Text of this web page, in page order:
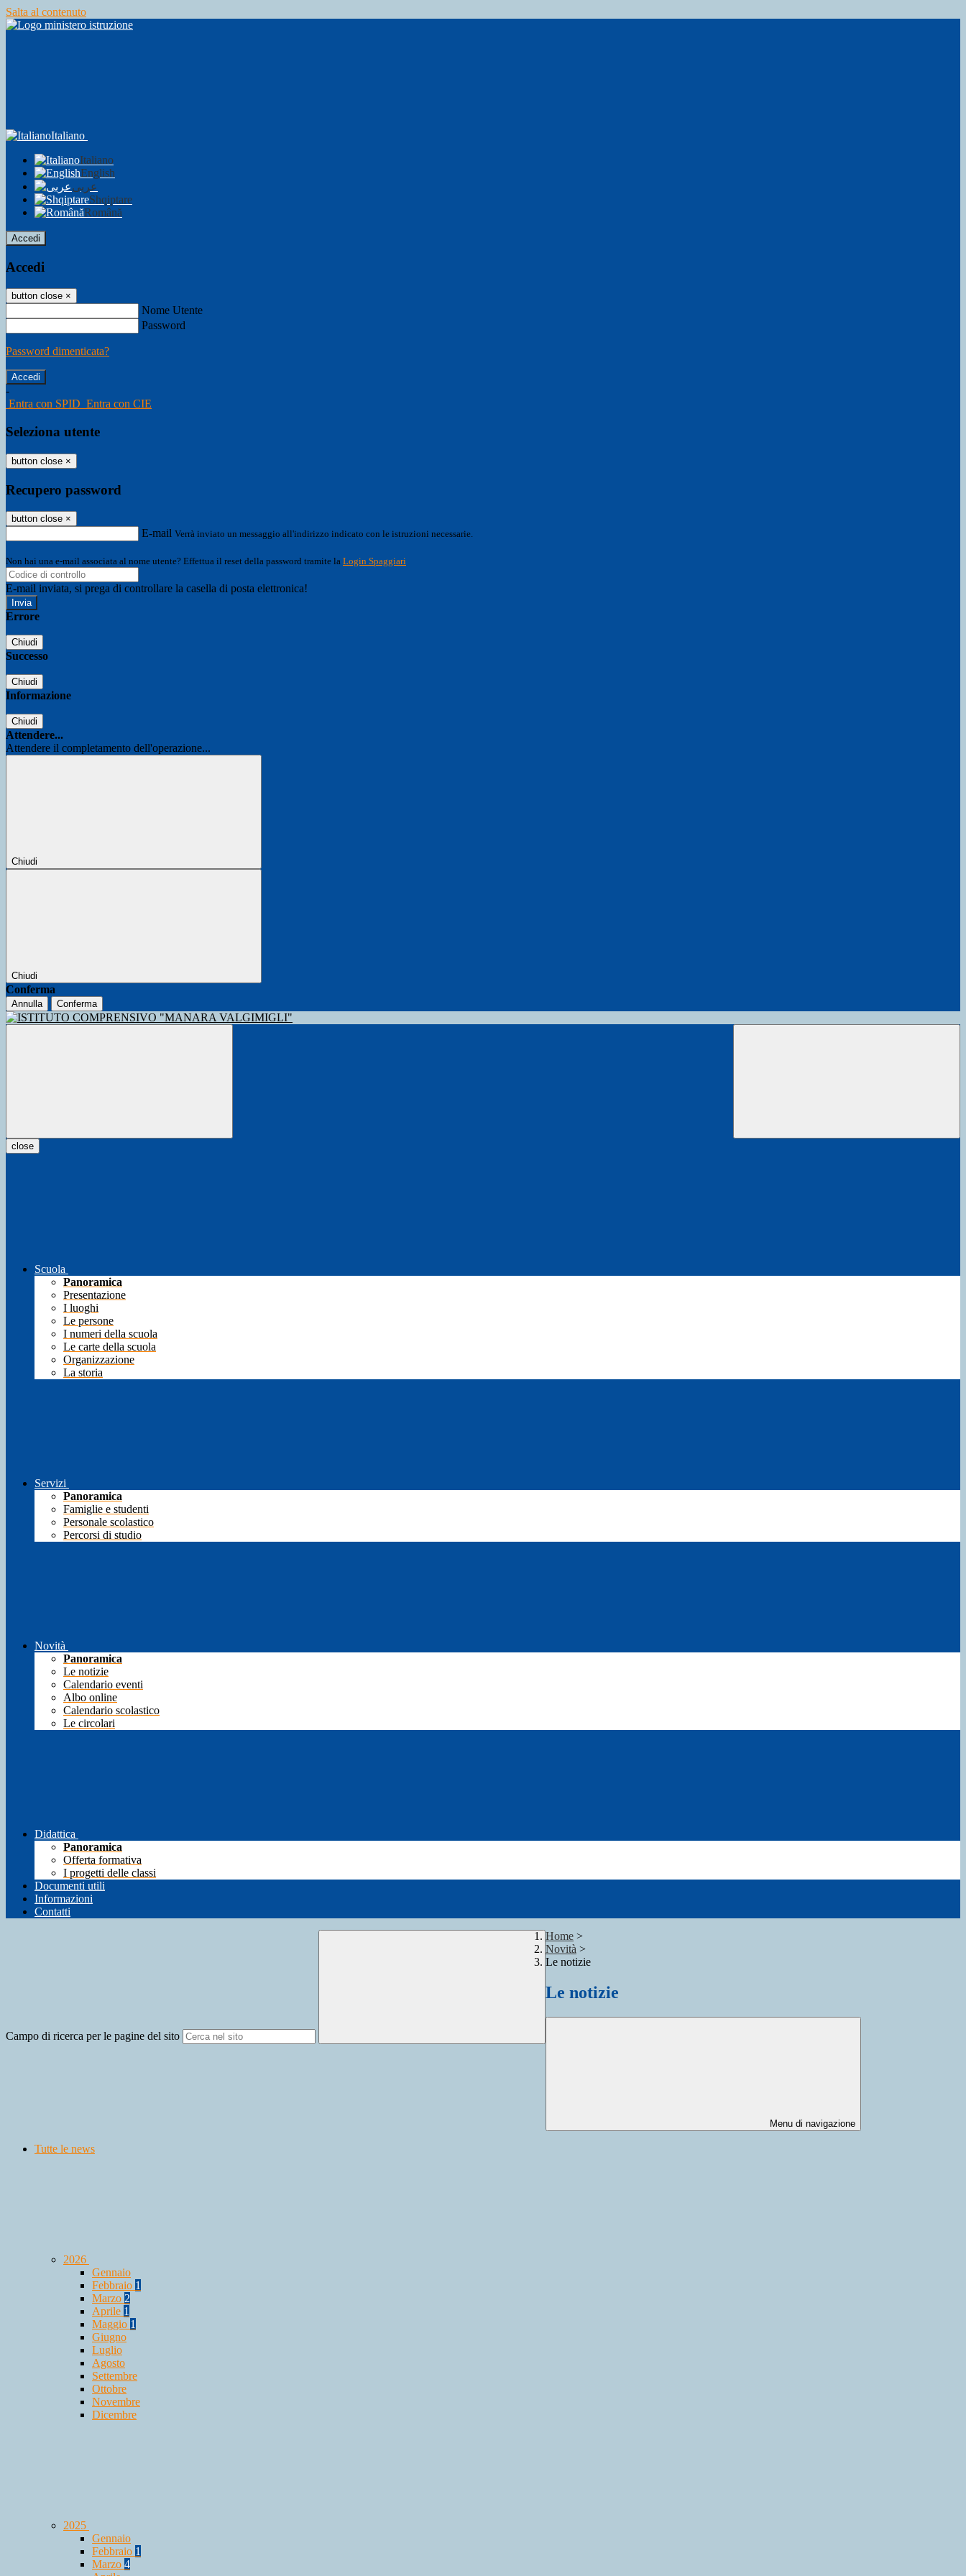
Salta al contenuto
Italiano
Italiano
English
عربى
Shqiptare
Română
Accedi
Accedi
button close ×
Nome Utente
Password
Password dimenticata?
-
Entra con SPID Entra con CIE
Seleziona utente
button close ×
Recupero password
button close ×
E-mail Verrà inviato un messaggio all'indirizzo indicato con le istruzioni necessarie.
Non hai una e-mail associata al nome utente? Effettua il reset della password tramite la Login Spaggiari
E-mail inviata, si prega di controllare la casella di posta elettronica!
Errore
Chiudi
Successo
Chiudi
Informazione
Chiudi
Attendere...
Attendere il completamento dell'operazione...
Chiudi
Chiudi
Conferma
Annulla Conferma
close
Scuola
Panoramica
Presentazione
I luoghi
Le persone
I numeri della scuola
Le carte della scuola
Organizzazione
La storia
Servizi
Panoramica
Famiglie e studenti
Personale scolastico
Percorsi di studio
Novità
Panoramica
Le notizie
Calendario eventi
Albo online
Calendario scolastico
Le circolari
Didattica
Panoramica
Offerta formativa
I progetti delle classi
Documenti utili
Informazioni
Contatti
Campo di ricerca per le pagine del sito
Home >
Novità >
Le notizie
Le notizie
Menu di navigazione
Tutte le news
2026
Gennaio
Febbraio 1
Marzo 2
Aprile 1
Maggio 1
Giugno
Luglio
Agosto
Settembre
Ottobre
Novembre
Dicembre
2025
Gennaio
Febbraio 1
Marzo 4